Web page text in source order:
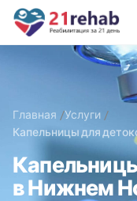
Главная
Услуги
Капельницы для
в Нижнем